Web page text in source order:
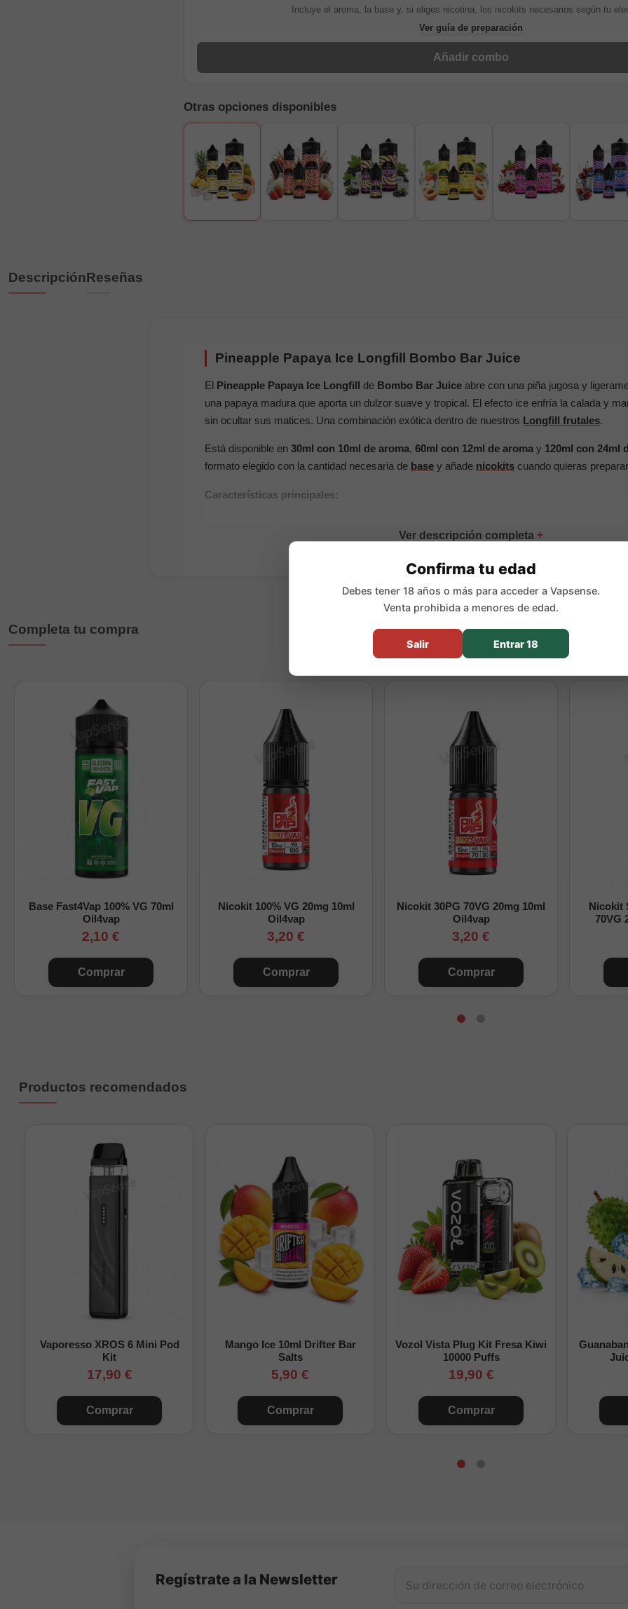
Incluye el aroma, la base y, si eliges nicotina, los nicokits necesarios según tu
Ver guía de preparación
Añadir combo
Otras opciones disponibles
DescripciónReseñas
Pineapple Papaya Ice Longfill Bombo Bar Juice
El Pineapple Papaya Ice Longfill de Bombo Bar Juice abre con una piña jugosa y
una papaya madura que aporta un dulzor suave y tropical. El efecto ice enfría la calada y
sin ocultar sus matices. Una combinación exótica dentro de nuestros Longfill frutales.
Está disponible en 30ml con 10ml de aroma, 60ml con 12ml de aromay 120ml con 24ml
formato elegido con la cantidad necesaria de base y añade nicokits cuando quieras
Características principales:
Bar Juice
aroma Longfill concentrado
piña jugosa, papaya dulce y frescor ice
30ml con 10ml de aroma, 60ml con 12ml de aroma y 120ml con 24ml de
20ml en 30ml, 48ml en 60ml y 96ml en 120ml
33,33% en 30ml y 20% en 60ml y 120ml
Base del aroma:100% PG
Cómo preparar este Longfill:
mezcla. Consulta nuestra
guía para preparar un Longfill para ver el proceso completo
Tabla orientativa de preparación
Nicokits
Preparación para 30ml con 10ml de aroma
6,7mg/ml
Preparación para 60ml con 12ml de aroma
10mg/ml
9 15mg/ml
Nicokits de 10ml a 20mg/ml. Ajusta la base según tu mezcla VG/PG.
Importante:Pineapple Papaya Ice es un aroma Longfill concentrado y no puede vapearse
completar la botella con base y, cuando quieras añadir nicotina, con nicokits.
Completa tu compra
Base Fast4Vap 100% VG 70ml
Oil4vap
2,10 €
Comprar
Nicokit 100% VG 20mg 10ml
Oil4vap
3,20 €
Comprar
Nicokit 30PG 70VG 20mg 10ml
Oil4vap
3,20 €
Comprar
Nicokit
70VG
Productos recomendados
Vaporesso XROS 6 Mini Pod
Kit
17,90 €
Comprar
Mango Ice 10ml Drifter Bar
Salts
5,90 €
Comprar
Vozol Vista Plug Kit Fresa Kiwi
10000 Puffs
19,90 €
Comprar
Regístrate a la Newsletter
Confirma tu edad
Debes tener 18 años o más para acceder a Vapsense.
Venta prohibida a menores de edad.
Salir Entrar 18